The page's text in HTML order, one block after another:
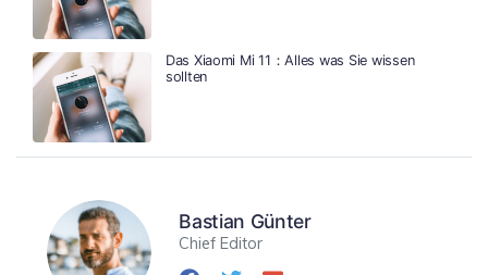
Das Xiaomi Mi 11：Alles was Sie wissen
sollten
Bastian Günter
Chief Editor